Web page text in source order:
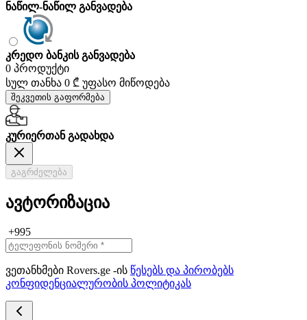
ნაწილ-ნაწილ განვადება
კრედო ბანკის განვადება
0 პროდუქტი
სულ თანხა 0 ₾ უფასო მიწოდება
შეკვეთის გაფორმება
კურიერთან გადახდა
გაგრძელება
ავტორიზაცია
+995
ვეთანხმები Rovers.ge -ის წესებს და პირობებს
კონფიდენციალურობის პოლიტიკას